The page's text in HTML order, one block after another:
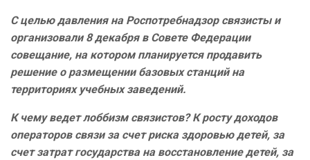
С целью давления на Роспотребнадзор связисты и
организовали 8 декабря в Совете Федерации
совещание, на котором планируется продавить
решение о размещении базовых станций на
территориях учебных заведений.
К чему ведет лоббизм связистов? К росту доходов
операторов связи за счет риска здоровью детей, за
счет затрат государства на восстановление детей, за